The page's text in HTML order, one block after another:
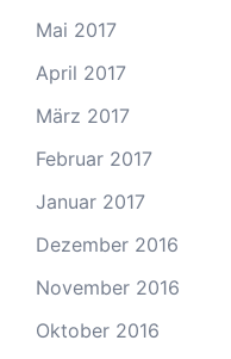
Mai 2017
April 2017
März 2017
Februar 2017
Januar 2017
Dezember 2016
November 2016
Oktober 2016